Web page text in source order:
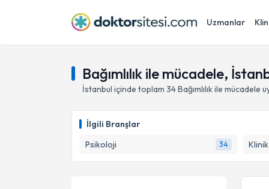
Uzmanlar
Bağımlılık ile mücadele,
İstanbul içinde toplam 34Bağımlılık ile mücadele
İlgili Branşlar
Psikoloji
34